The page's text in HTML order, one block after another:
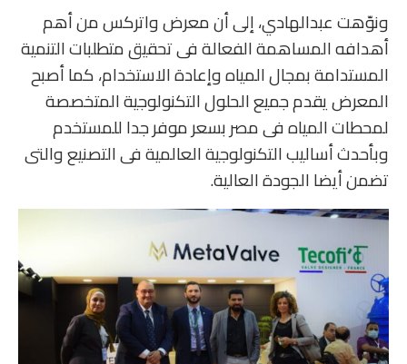
ونوّهت عبدالهادي، إلى أن معرض واتركس من أهم
أهدافه المساهمة الفعالة فى تحقيق متطلبات التنمية
المستدامة بمجال المياه وإعادة الاستخدام، كما أصبح
المعرض يقدم جميع الحلول التكنولوجية المتخصصة
لمحطات المياه فى مصر بسعر موفر جدا للمستخدم
وبأحدث أساليب التكنولوجية العالمية فى التصنيع والتى
تضمن أيضا الجودة العالية.